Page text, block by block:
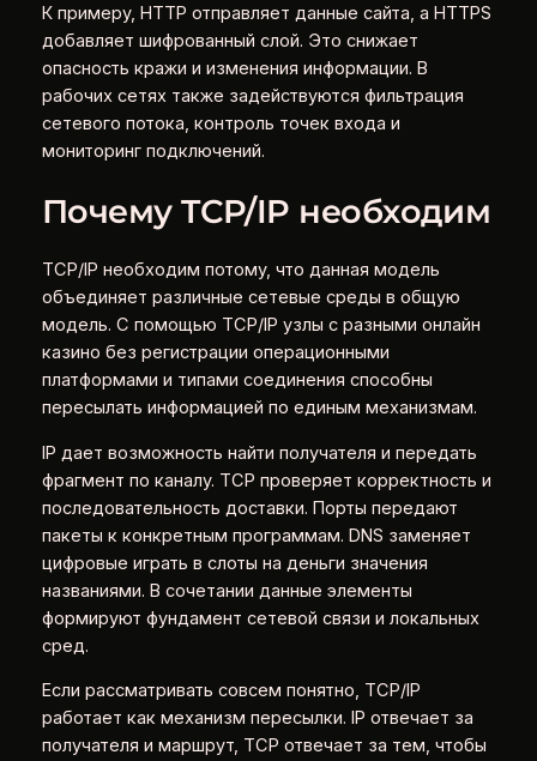
К примеру, HTTP отправляет данные сайта, а HTTPS
добавляет шифрованный слой. Это снижает
опасность кражи и изменения информации. В
рабочих сетях также задействуются фильтрация
сетевого потока, контроль точек входа и
мониторинг подключений.
Почему TCP/IP необходим
TCP/IP необходим потому, что данная модель
объединяет различные сетевые среды в общую
модель. С помощью TCP/IP узлы с разными онлайн
казино без регистрации операционными
платформами и типами соединения способны
пересылать информацией по единым механизмам.
IP дает возможность найти получателя и передать
фрагмент по каналу. TCP проверяет корректность и
последовательность доставки. Порты передают
пакеты к конкретным программам. DNS заменяет
цифровые играть в слоты на деньги значения
названиями. В сочетании данные элементы
формируют фундамент сетевой связи и локальных
сред.
Если рассматривать совсем понятно, TCP/IP
работает как механизм пересылки. IP отвечает за
получателя и маршрут, TCP отвечает за тем, чтобы